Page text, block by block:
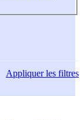
Appliquerles filtres